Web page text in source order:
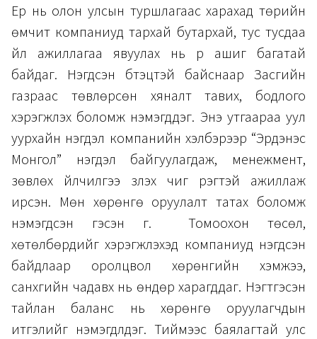
Ер нь олон улсын туршлагаас харахад төрийн
өмчит компаниуд тархай бутархай, тус тусдаа
үйл ажиллагаа явуулах нь үр ашиг багатай
байдаг. Нэгдсэн бүтэцтэй байснаар Засгийн
газраас төвлөрсөн хяналт тавих, бодлого
хэрэгжүүлэх боломж нэмэгддэг. Энэ утгаараа уул
уурхайн нэгдэл компанийн хэлбэрээр “Эрдэнэс
Монгол” нэгдэл байгуулагдаж, менежмент,
зөвлөх үйлчилгээ үзүүлэх чиг үүрэгтэй ажиллаж
ирсэн. Мөн хөрөнгө оруулалт татах боломж
нэмэгдсэн гэсэн үг. Томоохон төсөл,
хөтөлбөрүүдийг хэрэгжүүлэхэд компаниуд нэгдсэн
байдлаар оролцвол хөрөнгийн хэмжээ,
санхүүгийн чадавх нь өндөр харагддаг. Нэгтгэсэн
тайлан баланс нь хөрөнгө оруулагчдын
итгэлийг нэмэгдүүлдэг. Тиймээс баялагтай улс